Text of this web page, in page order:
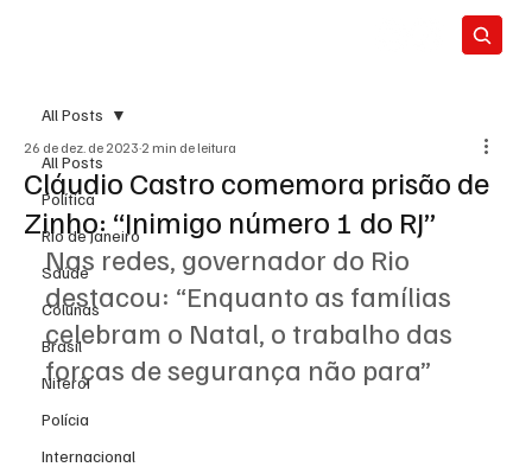
All Posts
Política
Rio de Janeiro
Saúde
Colunas
Brasil
Niterói
Polícia
Internacional
All Posts
Cláudio Castro comemora prisão de
Zinho: “Inimigo número 1 do RJ”
26 de dez. de 2023 2 min de leitura
Nas redes, governador do Rio
destacou: “Enquanto as famílias
celebram o Natal, o trabalho das
forças de segurança não para”